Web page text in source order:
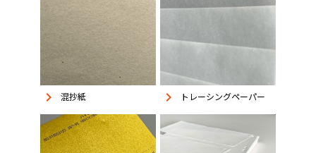
keyboard_arrow_right 混抄紙 keyboard_arrow_right トレーシングペーパー